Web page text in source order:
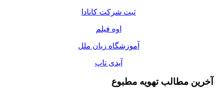
ثبت شرکت کانادا
اوه فیلم
آموزشگاه زبان ملل
آیدی تاپ
آخرین مطالب تهویه مطبوع